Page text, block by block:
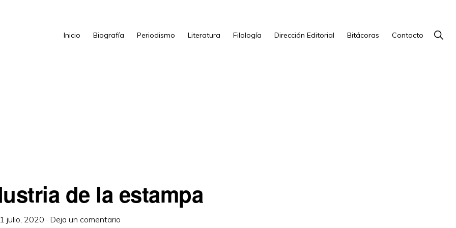
Inicio Biografía Periodismo Literatura Filología Dirección Editorial Bitácoras Contacto Show
de la estampa
julio, 2020 · Deja un comentario